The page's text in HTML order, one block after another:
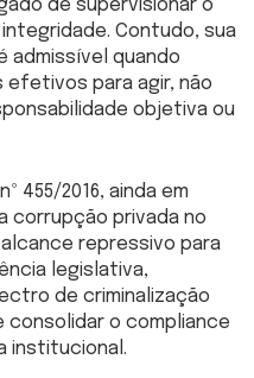
de supervisionar o
Contudo, sua
admissível quando
efetivos para agir, não
objetiva ou
455/2016, ainda em
corrupção privada no
repressivo para
legislativa,
de criminalização
o compliance
institucional.